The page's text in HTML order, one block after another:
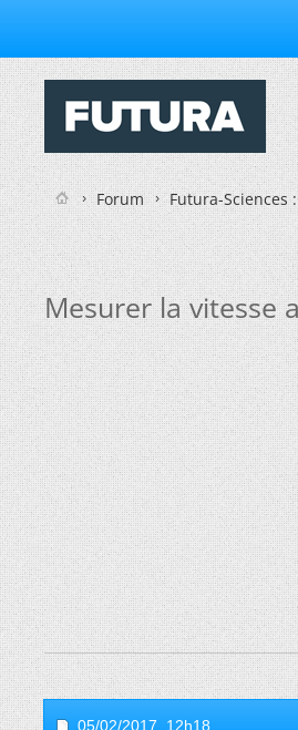
Forum Futura-Sciences
Mesurer la vitesse
05/02/2017, 12h18